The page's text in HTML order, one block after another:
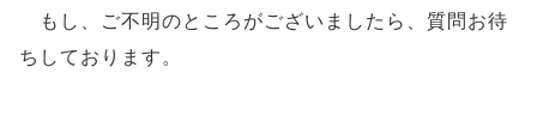
もし、ご不明のところがございましたら、質問お待
ちしております。